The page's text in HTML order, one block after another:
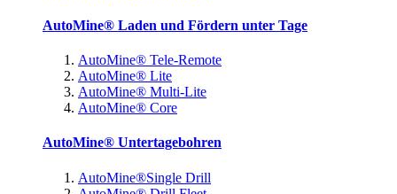
AutoMine® Laden und Fördern unter Tage
AutoMine® Tele-Remote
AutoMine® Lite
AutoMine® Multi-Lite
AutoMine® Core
AutoMine® Untertagebohren
AutoMine®Single Drill